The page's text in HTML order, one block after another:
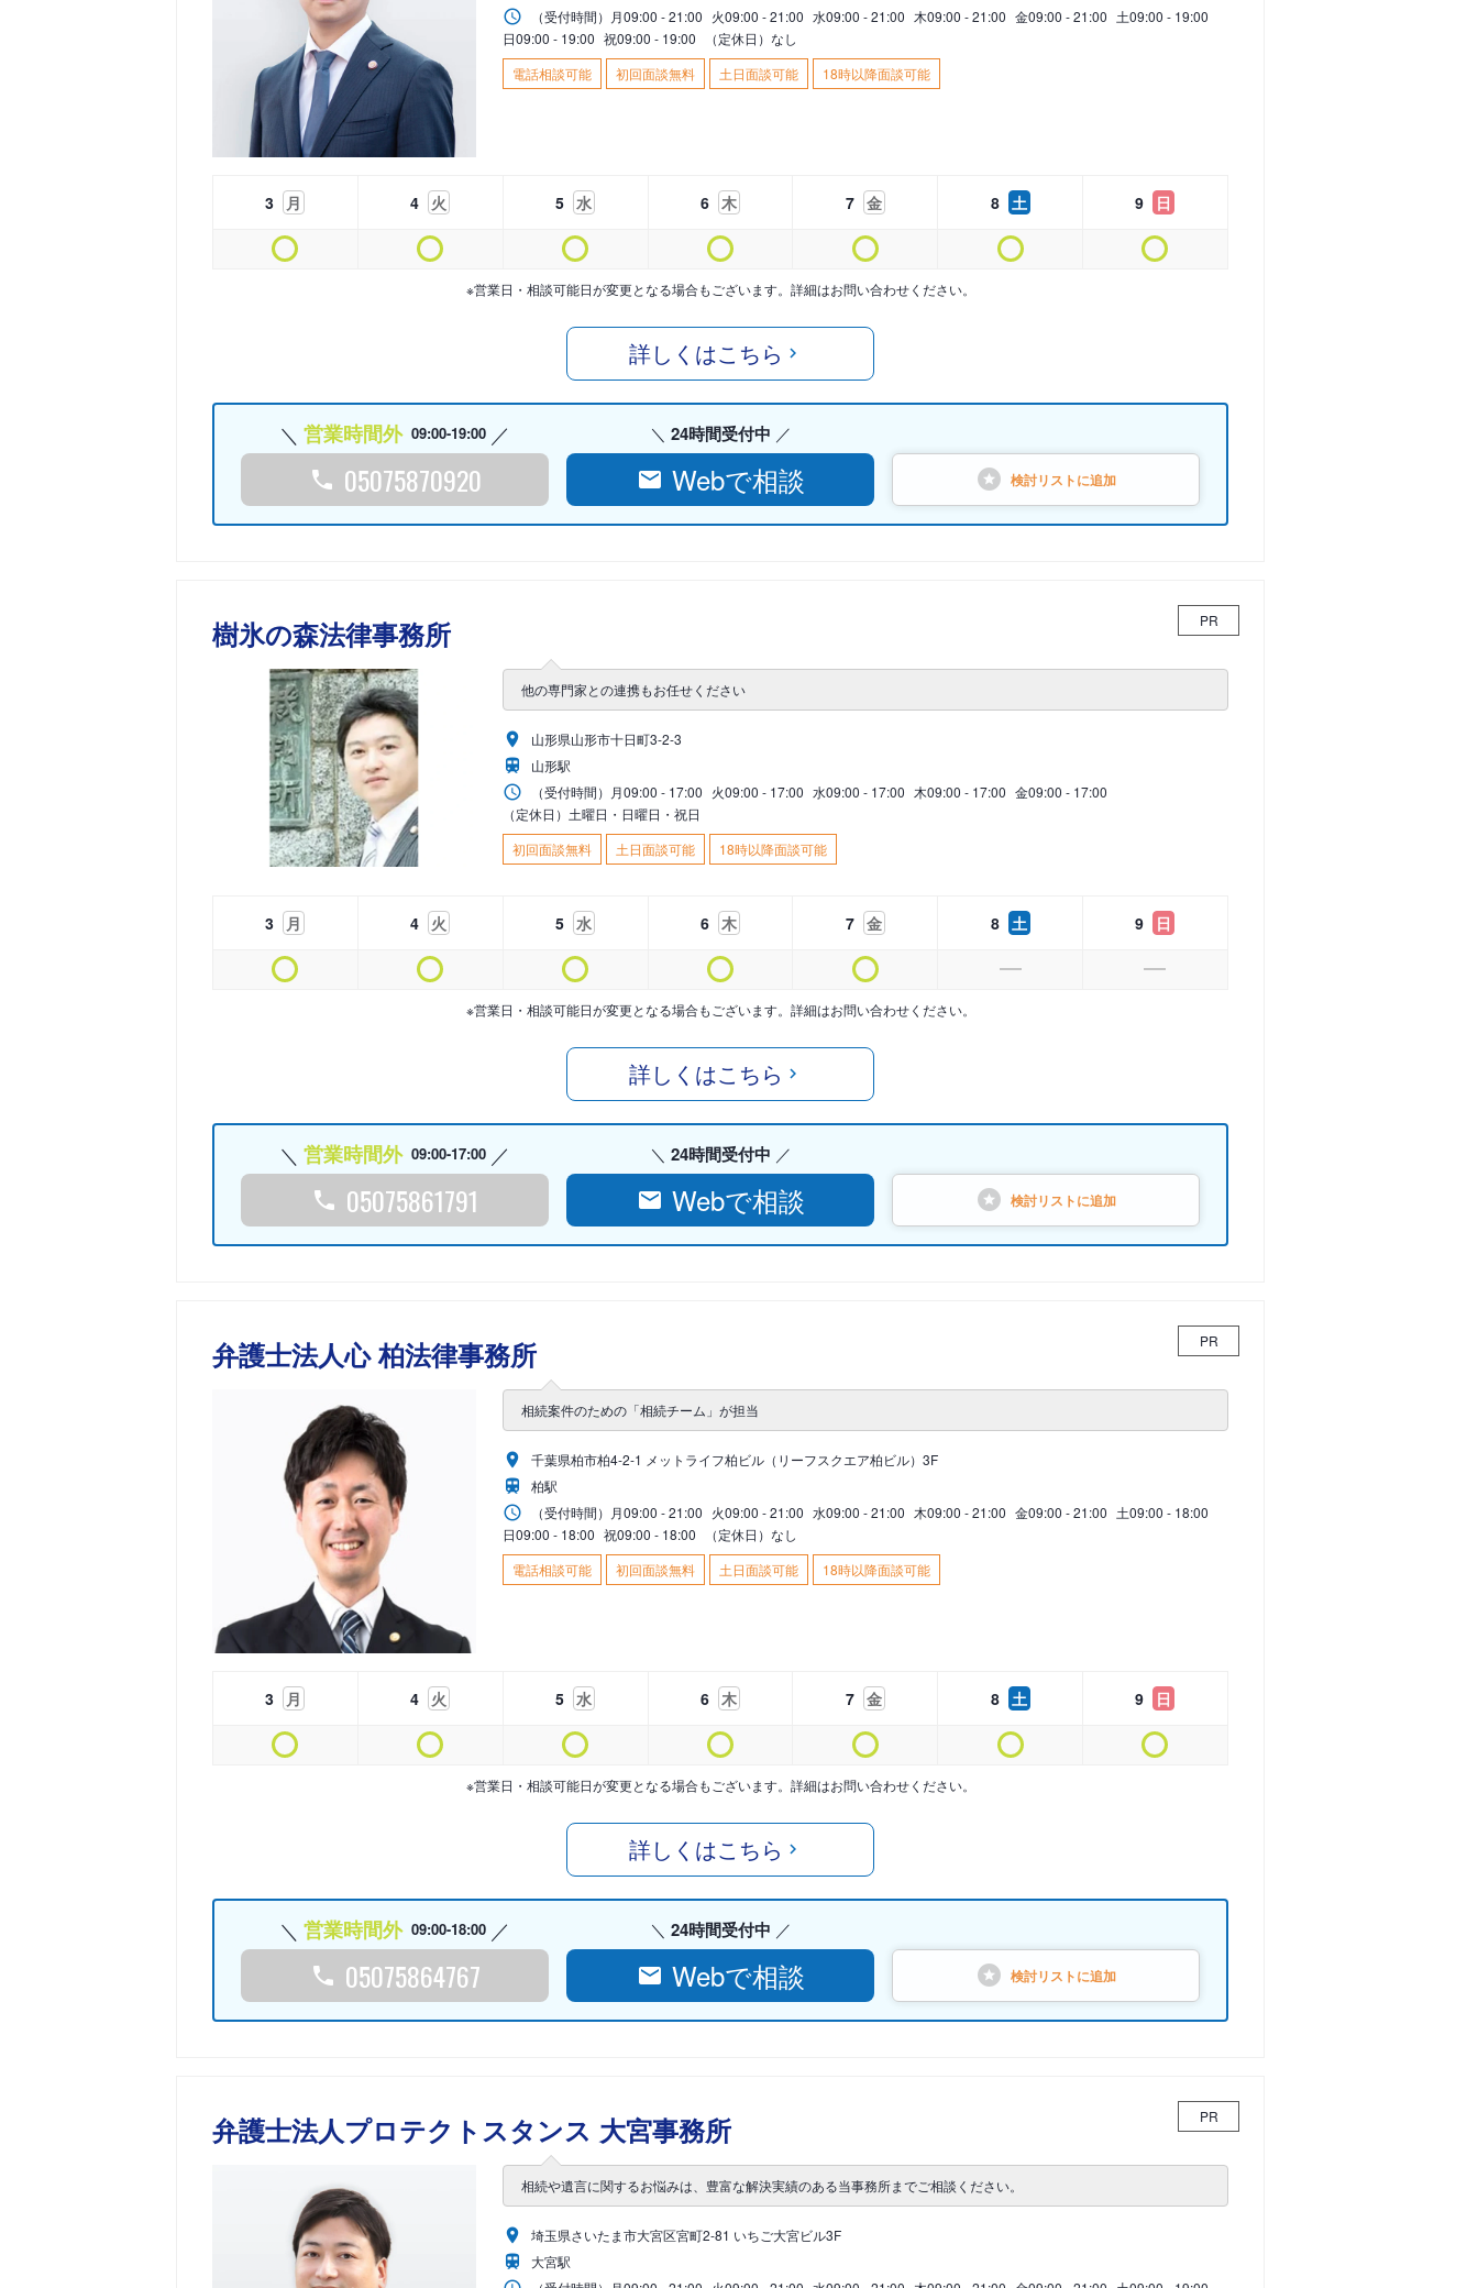
（受付時間） 月09:00 - 21:00 火09:00 - 21:00 水09:00 - 21:00 木09:00 - 21:00 金09:00 - 21:00 土09:00 - 19:00
日09:00 - 19:00 祝09:00 - 19:00
（定休日）なし
電話相談可能
初回面談無料 土日面談可能 18時以降面談可能
3 月 4 火 5 水 6 木 7 金 8 土 9 日
※営業日・相談可能日が変更となる場合もございます。詳細はお問い合わせください。
詳しくはこちら
営業時間外 09:00-19:00
05075870920
24時間受付中
Webで相談 検討リストに追加
樹氷の森法律事務所 PR
他の専門家との連携もお任せください
山形県山形市十日町3-2-3
山形駅
（受付時間） 月09:00 - 17:00 火09:00 - 17:00 水09:00 - 17:00 木09:00 - 17:00 金09:00 - 17:00
（定休日）土曜日・日曜日・祝日
初回面談無料
土日面談可能 18時以降面談可能
3 月 4 火 5 水 6 木 7 金 8 土 9 日
※営業日・相談可能日が変更となる場合もございます。詳細はお問い合わせください。
詳しくはこちら
営業時間外 09:00-17:00
05075861791
24時間受付中
Webで相談 検討リストに追加
弁護士法人心 柏法律事務所 PR
相続案件のための「相続チーム」が担当
千葉県柏市柏4-2-1 メットライフ柏ビル（リーフスクエア柏ビル）3F
柏駅
（受付時間） 月09:00 - 21:00 火09:00 - 21:00 水09:00 - 21:00 木09:00 - 21:00 金09:00 - 21:00 土09:00 - 18:00
日09:00 - 18:00 祝09:00 - 18:00
（定休日）なし
電話相談可能
初回面談無料 土日面談可能 18時以降面談可能
3 月 4 火 5 水 6 木 7 金 8 土 9 日
※営業日・相談可能日が変更となる場合もございます。詳細はお問い合わせください。
詳しくはこちら
営業時間外 09:00-18:00
05075864767
24時間受付中
Webで相談 検討リストに追加
弁護士法人プロテクトスタンス 大宮事務所 PR
相続や遺言に関するお悩みは、豊富な解決実績のある当事務所までご相談ください。
埼玉県さいたま市大宮区宮町2-81 いちご大宮ビル3F
大宮駅